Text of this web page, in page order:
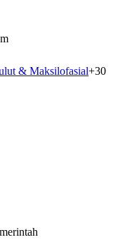
& Maksilofasial+30